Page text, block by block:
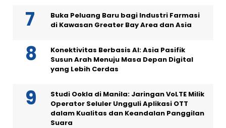
Buka Peluang Baru bagi Industri Farmasi
di Kawasan Greater Bay Area dan Asia
Konektivitas Berbasis AI: Asia Pasifik
Susun Arah Menuju Masa Depan Digital
yang Lebih Cerdas
Studi Ookla di Manila: Jaringan VoLTE Milik
Operator Seluler Ungguli Aplikasi OTT
dalam Kualitas dan Keandalan Panggilan
Suara